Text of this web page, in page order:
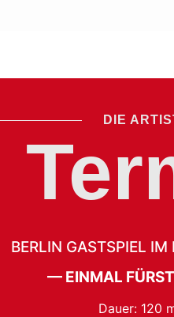
DIE
BERLIN GASTSPIEL IM
— EINMAL
Dauer: 120